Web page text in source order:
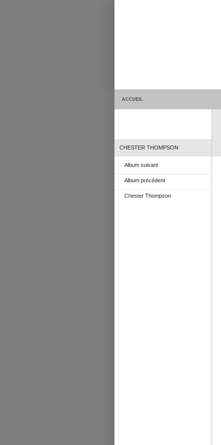
ACCUEIL
CHESTER THOMPSON
Album suivant
Album précédent
Chester Thompson